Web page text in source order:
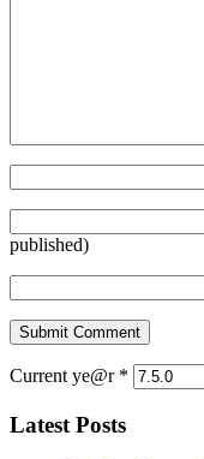
published)
Current ye@r *
Latest Posts